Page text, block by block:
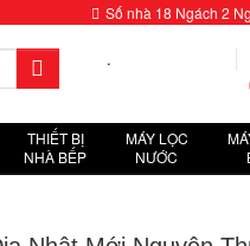
Số nhà 18 Ngách 2
.
THIẾT BỊ
NHÀ BẾP
MÁY LỌC
NƯỚC